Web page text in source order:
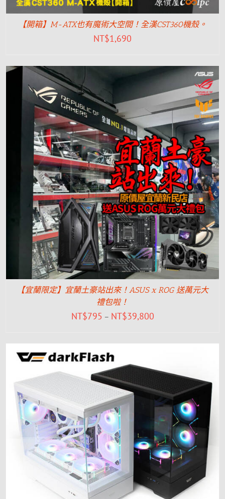
【開箱】M-ATX也有魔術大空間！全漢CST360機殼。
NT$1,690
【宜蘭限定】宜蘭土豪站出來！ASUS x ROG 送萬元大
禮包啦！
NT$795 – NT$39,800